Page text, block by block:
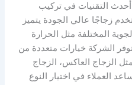
التقنيات في تركيب
زجاجًا عالي الجودة يتميز
المختلفة مثل الحرارة
توفر الشركة خيارات متعددة من
الزجاج العاكس، الزجاج
العملاء في اختيار النوع